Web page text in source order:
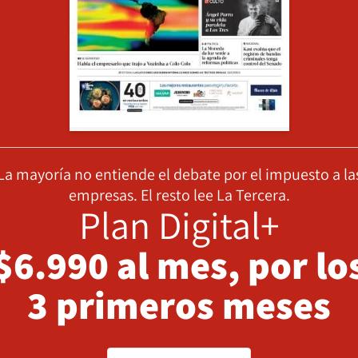
mayoría no entiende el debate por el impuesto a
empresas. El resto lee La Tercera.
Plan Digital+
al mes, por
3 primeros meses